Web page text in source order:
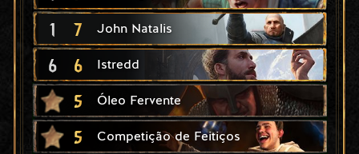
1 7 John Natalis
6 6 Istredd
5 Óleo Fervente
5 Competição de Feitiços